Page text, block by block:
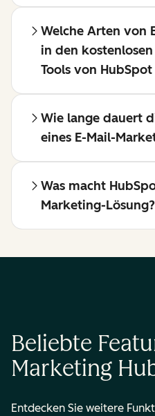
Welche Arten von
in den
Tools von
Wie lange dauert
eines E-Mail-
Was macht
Marketing-Lösung?
Beliebte
Marketing
Entdecken Sie weitere